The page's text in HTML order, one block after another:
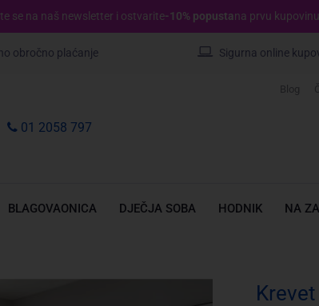
se na naš newsletter i ostvarite-10% popustana prvu
obročno plaćanje Sigurna online
Blog
01 2058 797
BLAGOVAONICA DJEČJA SOBA HODNIK NA